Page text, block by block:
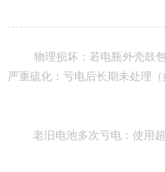
物理损坏‌：若电瓶外壳鼓
严重硫化‌：亏电后长期未处理
老旧电池多次亏电‌：使用